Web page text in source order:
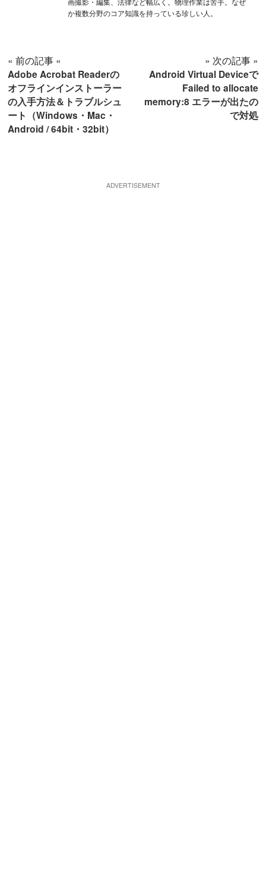
か複数分野のコア知識を持っている珍しい人。
« 前の記事 «
Adobe Acrobat Readerの
オフラインインストーラー
の入手方法＆トラブルシュ
ート（Windows・Mac・
Android / 64bit・32bit）
» 次の記事 »
Android Virtual Deviceで
Failed to allocate
memory:8 エラーが出たの
で対処